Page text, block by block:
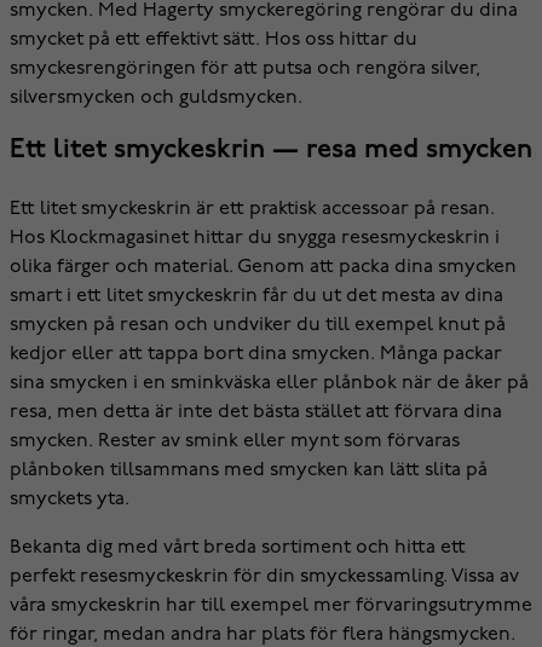
smycken. Med Hagerty smyckeregöring rengörar du dina
smycket på ett effektivt sätt. Hos oss hittar du
smyckesrengöringen för att putsa och rengöra silver,
silversmycken och guldsmycken.
Ett litet smyckeskrin — resa med smycken
Ett litet smyckeskrin är ett praktisk accessoar på resan.
Hos Klockmagasinet hittar du snygga resesmyckeskrin i
olika färger och material. Genom att packa dina smycken
smart i ett litet smyckeskrin får du ut det mesta av dina
smycken på resan och undviker du till exempel knut på
kedjor eller att tappa bort dina smycken. Många packar
sina smycken i en sminkväska eller plånbok när de åker på
resa, men detta är inte det bästa stället att förvara dina
smycken. Rester av smink eller mynt som förvaras
plånboken tillsammans med smycken kan lätt slita på
smyckets yta.
Bekanta dig med vårt breda sortiment och hitta ett
perfekt resesmyckeskrin för din smyckessamling. Vissa av
våra smyckeskrin har till exempel mer förvaringsutrymme
för ringar, medan andra har plats för flera hängsmycken.